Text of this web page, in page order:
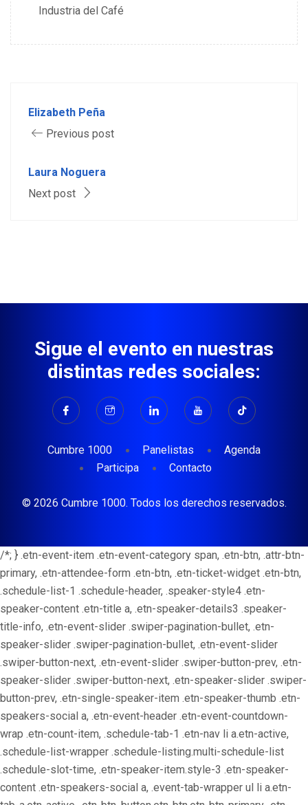
Industria del Café
Elizabeth Peña
Previous post
Laura Noguera
Next post
Sigue el evento en nuestras
distintas redes sociales:
Cumbre 1000 Panelistas
Agenda
Participa
Contacto
© 2026 Cumbre 1000. Todos los derechos reservados.
/*; } .etn-event-item .etn-event-category span, .etn-btn, .attr-btn-
primary, .etn-attendee-form .etn-btn, .etn-ticket-widget .etn-btn,
.schedule-list-1 .schedule-header, .speaker-style4 .etn-
speaker-content .etn-title a, .etn-speaker-details3 .speaker-
title-info, .etn-event-slider .swiper-pagination-bullet, .etn-
speaker-slider .swiper-pagination-bullet, .etn-event-slider
.swiper-button-next, .etn-event-slider .swiper-button-prev, .etn-
speaker-slider .swiper-button-next, .etn-speaker-slider .swiper-
button-prev, .etn-single-speaker-item .etn-speaker-thumb .etn-
speakers-social a, .etn-event-header .etn-event-countdown-
wrap .etn-count-item, .schedule-tab-1 .etn-nav li a.etn-active,
.schedule-list-wrapper .schedule-listing.multi-schedule-list
.schedule-slot-time, .etn-speaker-item.style-3 .etn-speaker-
content .etn-speakers-social a, .event-tab-wrapper ul li a.etn-